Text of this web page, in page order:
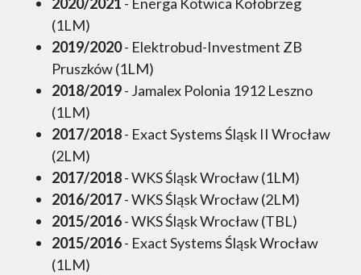
(1LM)
2019/2020- Elektrobud-Investment ZB
Pruszków (1LM)
2018/2019- Jamalex Polonia 1912 Leszno
(1LM)
2017/2018- Exact Systems Śląsk II Wrocław
(2LM)
2017/2018- WKS Śląsk Wrocław (1LM)
2016/2017- WKS Śląsk Wrocław (2LM)
2015/2016- WKS Śląsk Wrocław (TBL)
2015/2016- Exact Systems Śląsk Wrocław
(1LM)